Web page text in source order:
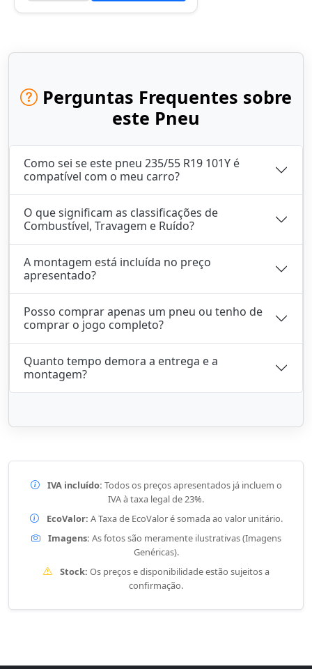
Perguntas Frequentes sobre
este Pneu
Como sei se este pneu 235/55 R19 101Y é
compatível com o meu carro?
O que significam as classificações de
Combustível, Travagem e Ruído?
A montagem está incluída no preço
apresentado?
Posso comprar apenas um pneu ou tenho de
comprar o jogo completo?
Quanto tempo demora a entrega e a
montagem?
IVA incluído: Todos os preços apresentados já incluem o
IVA à taxa legal de 23%.
EcoValor: A Taxa de EcoValor é somada ao valor unitário.
Imagens: As fotos são meramente ilustrativas (Imagens
Genéricas).
Stock: Os preços e disponibilidade estão sujeitos a
confirmação.